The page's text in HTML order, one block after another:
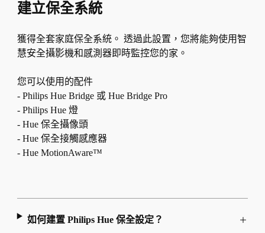
建立保全系統
獲得全套家庭保全系統。 透過此設置，您將能夠使用智
慧安全攝影機和感測器即時監控您的家。
您可以使用的配件
- Philips Hue Bridge 或 Hue Bridge Pro
- Philips Hue 燈
- Hue 保全攝像頭
- Hue 保全接觸感應器
- Hue MotionAware™
如何建置 Philips Hue 保全設定？